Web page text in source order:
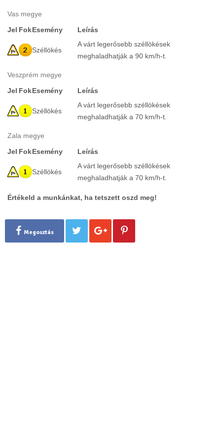
Vas megye
Jel FokEsemény Leírás
Széllökés
A várt legerősebb széllökések
meghaladhatják a 90 km/h-t.
Veszprém megye
Jel FokEsemény Leírás
Széllökés
A várt legerősebb széllökések
meghaladhatják a 70 km/h-t.
Zala megye
Jel FokEsemény Leírás
Széllökés
A várt legerősebb széllökések
meghaladhatják a 70 km/h-t.
Értékeld a munkánkat, ha tetszett oszd meg!
Megosztás